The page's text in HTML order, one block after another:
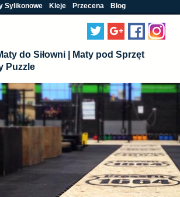
Sylikonowe Kleje Przecena Blog
do Siłowni | Maty pod Sprzęt
Puzzle